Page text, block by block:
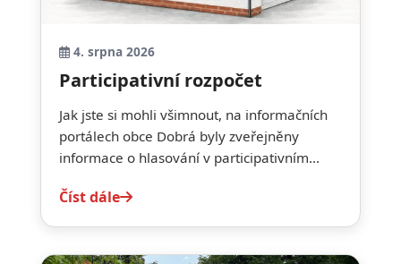
4. srpna 2026
Participativní rozpočet
Jak jste si mohli všimnout, na informačních
portálech obce Dobrá byly zveřejněny
informace o hlasování v participativním...
Číst dále